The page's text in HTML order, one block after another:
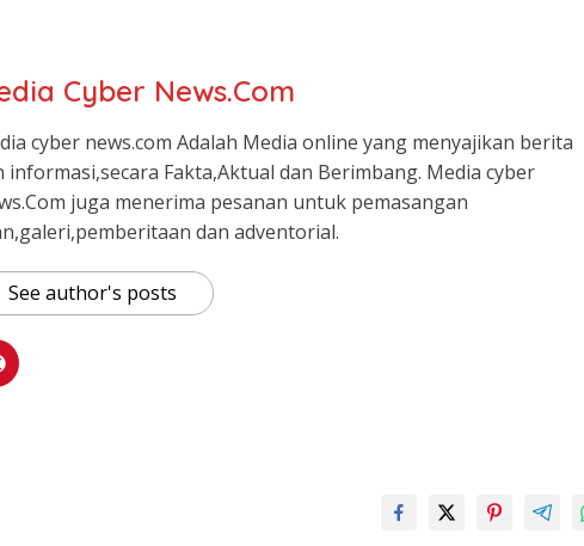
Cyber News.Com
cyber news.com Adalah Media online yang menyajikan berita
informasi,secara Fakta,Aktual dan Berimbang. Media cyber
juga menerima pesanan untuk pemasangan
dan adventorial.
See author's posts